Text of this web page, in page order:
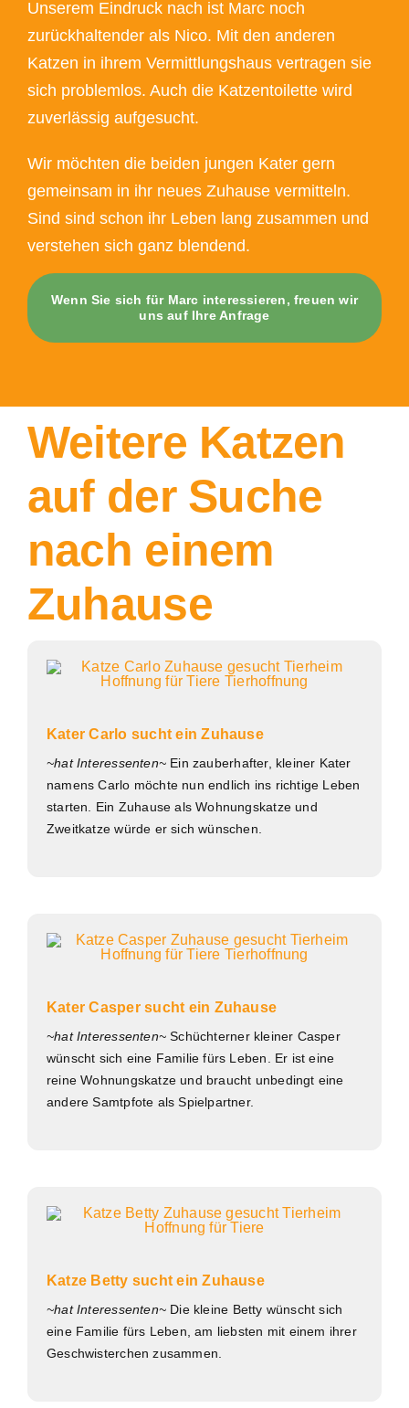
Unserem Eindruck nach ist Marc noch
zurückhaltender als Nico. Mit den anderen
Katzen in ihrem Vermittlungshaus vertragen sie
sich problemlos. Auch die Katzentoilette wird
zuverlässig aufgesucht.
Wir möchten die beiden jungen Kater gern
gemeinsam in ihr neues Zuhause vermitteln.
Sind sind schon ihr Leben lang zusammen und
verstehen sich ganz blendend.
Wenn Sie sich für Marc interessieren, freuen wir
uns auf Ihre Anfrage
Weitere Katzen
auf der Suche
nach einem
Zuhause
Kater Carlo sucht ein Zuhause
~hat Interessenten~Ein zauberhafter, kleiner Kater
namens Carlo möchte nun endlich ins richtige Leben
starten. Ein Zuhause als Wohnungskatze und
Zweitkatze würde er sich wünschen.
Kater Casper sucht ein Zuhause
~hat Interessenten~Schüchterner kleiner Casper
wünscht sich eine Familie fürs Leben. Er ist eine
reine Wohnungskatze und braucht unbedingt eine
andere Samtpfote als Spielpartner.
Katze Betty sucht ein Zuhause
~hat Interessenten~Die kleine Betty wünscht sich
eine Familie fürs Leben, am liebsten mit einem ihrer
Geschwisterchen zusammen.